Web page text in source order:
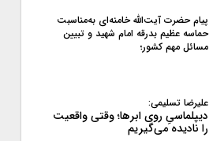
پیام حضرت آیت‌الله خامنه‌ای به‌مناسبت
حماسه عظیم بدرقه امام شهید و تبیین
مسائل مهم کشور؛
علیرضا تسلیمی:
دیپلماسیِ روی ابرها؛ وقتی واقعیت
را نادیده می‌گیریم